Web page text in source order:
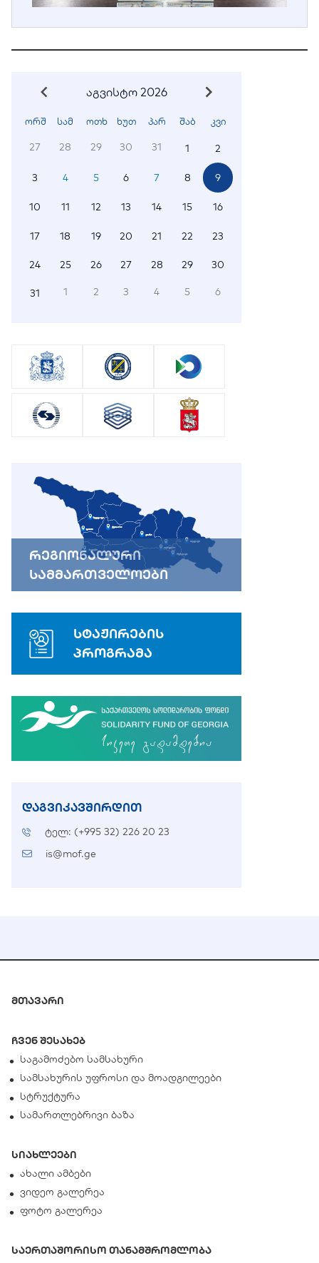
აგვისტო 2026
ორშ სამ ოთხ ხუთ პარ შაბ კვი
27 28 29 30 31 1 2
3 4 5 6 7 8 9
10 11 12 13 14 15 16
17 18 19 20 21 22 23
24 25 26 27 28 29 30
31 1 2 3 4 5 6
რეგიონალური
სამმართველოები
სტაჟირების
პროგრამა
დაგვიკავშირდით
ტელ: (+995 32) 226 20 23
is@mof.ge
მთავარი
ჩვენ შესახებ
საგამოძებო სამსახური
სამსახურის უფროსი და მოადგილეები
სტრუქტურა
სამართლებრივი ბაზა
სიახლეები
ახალი ამბები
ვიდეო გალერეა
ფოტო გალერეა
საერთაშორისო თანამშრომლობა